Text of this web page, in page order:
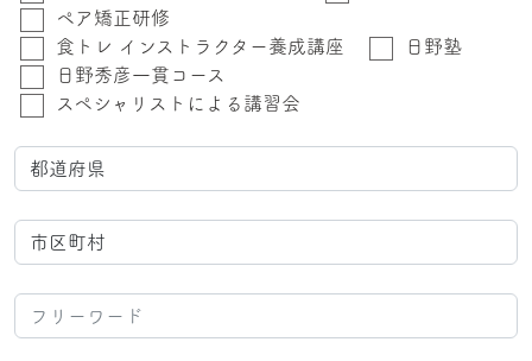
ペア矯正研修
食トレ インストラクター養成講座
日野塾
日野秀彦一貫コース
スペシャリストによる講習会